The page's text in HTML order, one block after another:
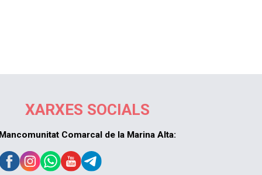
XARXES SOCIALS
Mancomunitat Comarcal de la Marina Alta: